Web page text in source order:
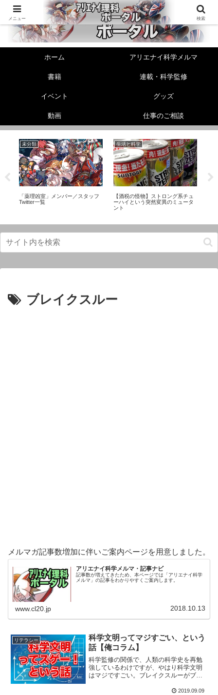
ホーム アリエナイ科学メルマ
書籍 連載・科学監修
イベント グッズ
動画 仕事のご相談
未分類
「薬理凶室」メンバー／スタッフ
Twitter一覧
生活と科学
【酒税の怪物】ストロング系チュ
ーハイという突然変異のミュータ
ント
ブレイクスルー
メルマガ記事数増加に伴いご案内ページを用意しました。
アリエナイ科学メルマ・記事ナビ
記事数が増えてきたため、本ページでは「アリエナイ科学
メルマ」の記事をわかりやすくご案内します。
www.cl20.jp 2018.10.13
リテラシー
科学文明ってマジすごい、という
話【俺コラム】
科学監修の関係で、人類の科学史を再勉
強しているわけですが、やはり科学文明
はマジですごい。ブレイクスルーがブレ
立っているという気づきはやはり大事で
2019.09.09
メニュー 検索